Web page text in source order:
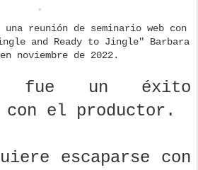
reunión de seminario web con
and Ready to Jingle" Barbara
noviembre de 2022.
fue un éxito
con el productor.
escaparse con